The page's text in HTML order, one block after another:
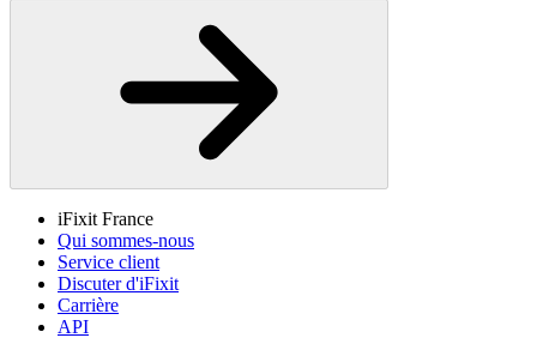
iFixit France
Qui sommes-nous
Service client
Discuter d'iFixit
Carrière
API